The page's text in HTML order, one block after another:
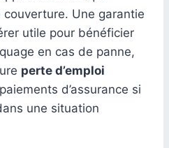
Une garantie
utile pour bénéficier
en cas de panne,
perte d’emploi
d’assurance si
une situation